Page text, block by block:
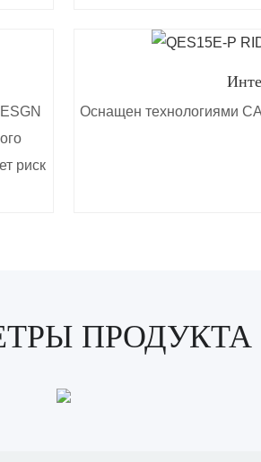
риск
Оснащен технологиями
ПРОДУКТА